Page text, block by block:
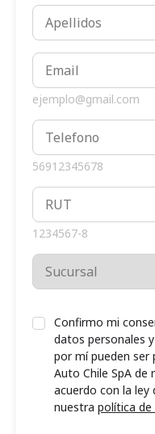
ejemplo@gmail.com
56912345678
1234567-8
Confirmo mi
datos personales
por mí pueden ser
Auto Chile SpA
acuerdo con la ley
nuestra política de